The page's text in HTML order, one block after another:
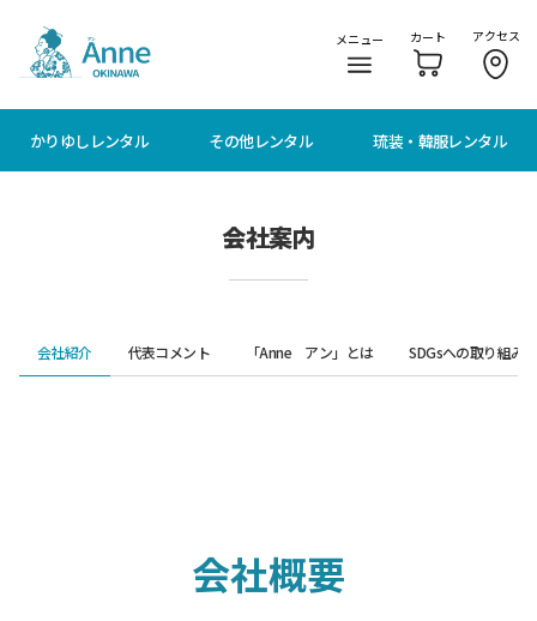
メニュー カート アクセス
かりゆしレンタル その他レンタル 琉装・韓服レンタル
会社案内
会社紹介 代表コメント 「Anne アン」とは SDGsへの取り組み
会社概要